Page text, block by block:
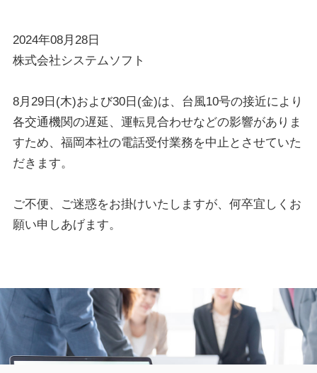
2024年08月28日
株式会社システムソフト
8月29日(木)および30日(金)は、台風10号の接近により
各交通機関の遅延、運転見合わせなどの影響がありま
すため、福岡本社の電話受付業務を中止とさせていた
だきます。
ご不便、ご迷惑をお掛けいたしますが、何卒宜しくお
願い申しあげます。